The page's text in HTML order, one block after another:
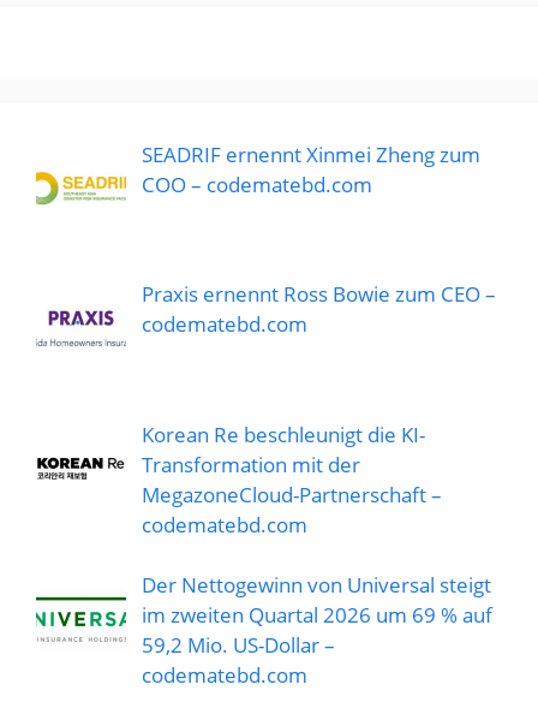
SEADRIF ernennt Xinmei Zheng zum
COO – codematebd.com
Praxis ernennt Ross Bowie zum CEO –
codematebd.com
Korean Re beschleunigt die KI-
Transformation mit der
MegazoneCloud-Partnerschaft –
codematebd.com
Der Nettogewinn von Universal steigt
im zweiten Quartal 2026 um 69 % auf
59,2 Mio. US-Dollar –
codematebd.com